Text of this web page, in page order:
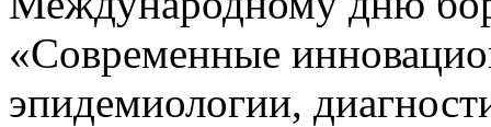
«Современные
эпидемиологии,